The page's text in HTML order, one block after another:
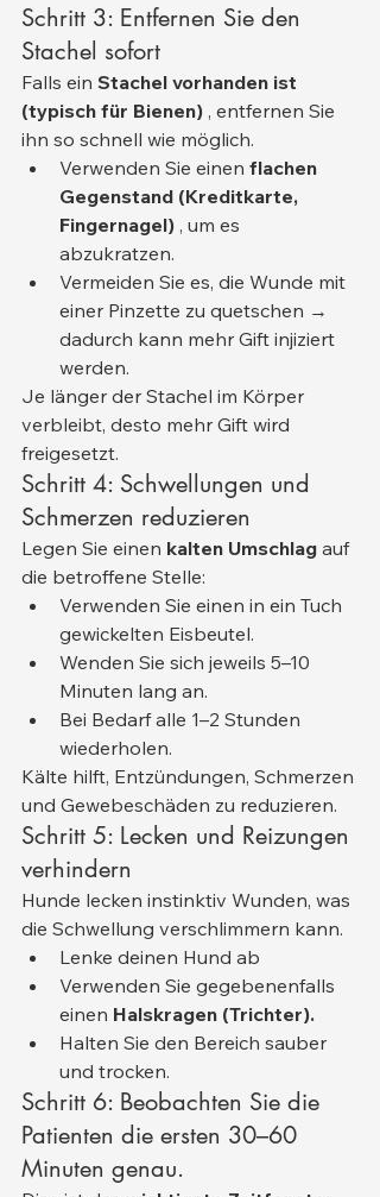
Schritt 3: Entfernen Sie den
Stachel sofort
Falls ein Stachel vorhanden ist
(typisch für Bienen) , entfernen Sie
ihn so schnell wie möglich.
Verwenden Sie einen flachen
Gegenstand (Kreditkarte,
Fingernagel) , um es
abzukratzen.
Vermeiden Sie es, die Wunde mit
einer Pinzette zu quetschen →
dadurch kann mehr Gift injiziert
werden.
Je länger der Stachel im Körper
verbleibt, desto mehr Gift wird
freigesetzt.
Schritt 4: Schwellungen und
Schmerzen reduzieren
Legen Sie einen kalten Umschlag auf
die betroffene Stelle:
Verwenden Sie einen in ein Tuch
gewickelten Eisbeutel.
Wenden Sie sich jeweils 5–10
Minuten lang an.
Bei Bedarf alle 1–2 Stunden
wiederholen.
Kälte hilft, Entzündungen, Schmerzen
und Gewebeschäden zu reduzieren.
Schritt 5: Lecken und Reizungen
verhindern
Hunde lecken instinktiv Wunden, was
die Schwellung verschlimmern kann.
Lenke deinen Hund ab
Verwenden Sie gegebenenfalls
einen Halskragen (Trichter).
Halten Sie den Bereich sauber
und trocken.
Schritt 6: Beobachten Sie die
Patienten die ersten 30–60
Minuten genau.